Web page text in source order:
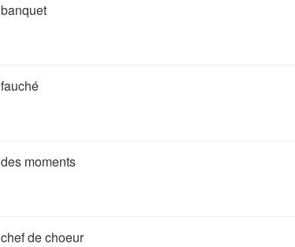
banquet
fauché
des moments
chef de choeur